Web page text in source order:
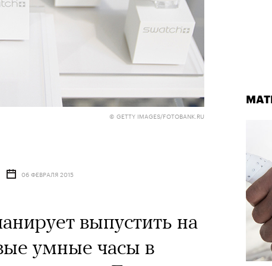
© GETTY IMAGES/FOTOBANK.RU
06 ФЕВРАЛЯ 2015
выпустить на
умные часы в
«Чайка» Юрия Бутусова, 2026
© СЕРГЕЙ ПЕТРОВ
09 АВГУСТА 2026, 00:00
ушел из жизни